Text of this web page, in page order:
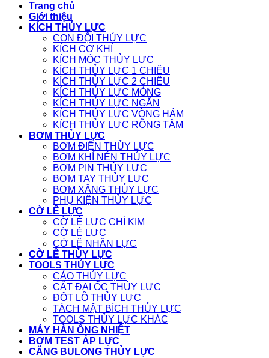
Trang chủ
Giới thiệu
KÍCH THỦY LỰC
CON ĐỘI THỦY LỰC
KÍCH CƠ KHÍ
KÍCH MÓC THỦY LỰC
KÍCH THỦY LỰC 1 CHIỀU
KÍCH THỦY LỰC 2 CHIỀU
KÍCH THỦY LỰC MỎNG
KÍCH THỦY LỰC NGẮN
KÍCH THỦY LỰC VÒNG HẢM
KÍCH THỦY LỰC RỖNG TÂM
BƠM THỦY LỰC
BƠM ĐIỆN THỦY LỰC
BƠM KHÍ NÉN THỦY LỰC
BƠM PIN THỦY LỰC
BƠM TAY THỦY LỰC
BƠM XĂNG THỦY LỰC
PHỤ KIỆN THỦY LỰC
CỜ LÊ LỰC
CỜ LÊ LỰC CHỈ KIM
CỜ LÊ LỰC
CỜ LÊ NHÂN LỰC
CỜ LÊ THỦY LỰC
TOOLS THỦY LỰC
CẢO THỦY LỰC
CẮT ĐAI ỐC THỦY LỰC
ĐỘT LỖ THỦY LỰC
TÁCH MẶT BÍCH THỦY LỰC
TOOLS THỦY LỰC KHÁC
MÁY HÀN ỐNG NHIỆT
BƠM TEST ÁP LỰC
CĂNG BULONG THỦY LỰC